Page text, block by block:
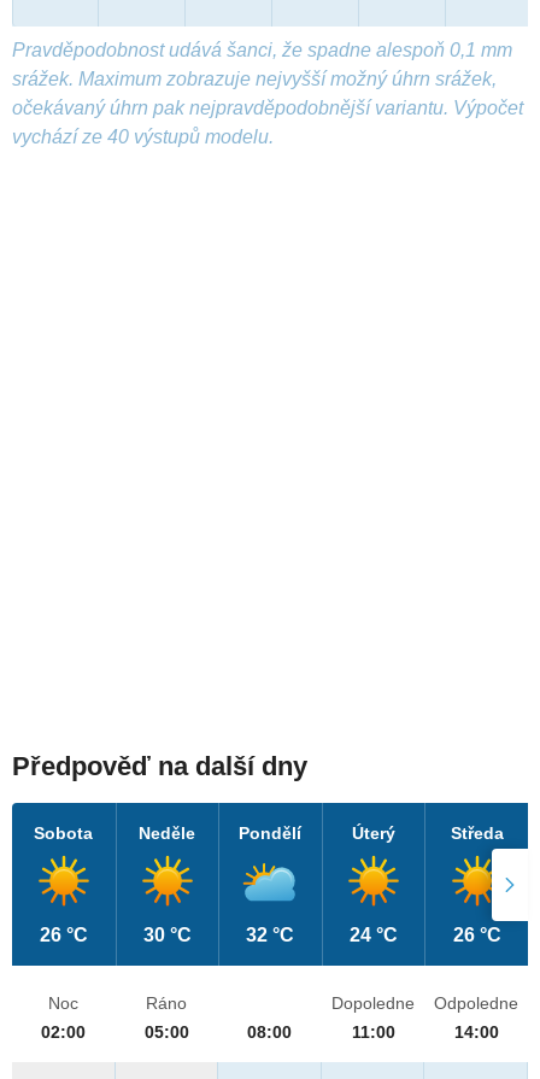
Pravděpodobnost udává šanci, že spadne alespoň 0,1 mm
srážek. Maximum zobrazuje nejvyšší možný úhrn srážek,
očekávaný úhrn pak nejpravděpodobnější variantu. Výpočet
vychází ze 40 výstupů modelu.
Předpověď na další dny
Sobota
26 °C
Neděle
30 °C
Pondělí
32 °C
Úterý
24 °C
Středa
26 °C
Noc
02:00
Ráno
05:00
08:00
Dopoledne
11:00
Odpoledne
14:00